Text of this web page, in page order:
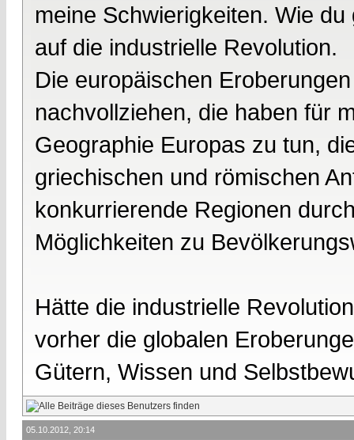
meine Schwierigkeiten. Wie
auf die industrielle Revolution.
Die europäischen
nachvollziehen, die haben für
Geographie Europas zu tun,
griechischen und römischen
konkurrierende Regionen
Möglichkeiten zu
Hätte die industrielle
vorher die globalen
Gütern, Wissen und
05.10.2012, 20:14